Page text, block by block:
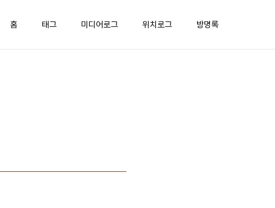
홈 태그 미디어로그 위치로그 방명록